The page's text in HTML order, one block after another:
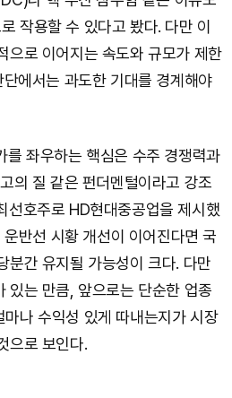
작용할 수 있다고 봤다. 다만 이
으로 이어지는 속도와 규모가 제한
에서는 과도한 기대를 경계해야
를 좌우하는 핵심은 수주 경쟁력과
의 질 같은 펀더멘털이라고 강조
선호주로 HD현대중공업을 제시했
반선 시황 개선이 이어진다면 국
분간 유지될 가능성이 크다. 다만
있는 만큼, 앞으로는 단순한 업종
나 수익성 있게 따내는지가 시장
으로 보인다.